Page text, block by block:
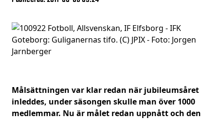
Målsättningen var klar redan när jubileumsåret
inleddes, under säsongen skulle man över 1000
medlemmar. Nu är målet redan uppnått och den